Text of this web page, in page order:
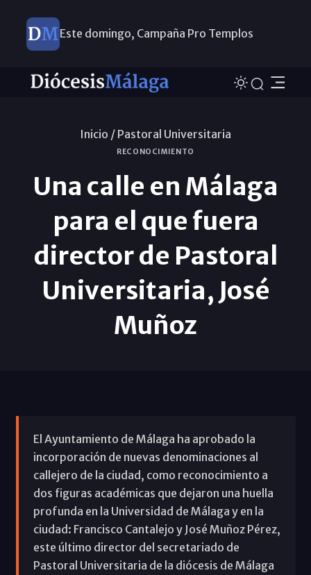
Este domingo, Campaña Pro Templos
Inicio / Pastoral Universitaria
RECONOCIMIENTO
Una calle en Málaga
para el que fuera
director de Pastoral
Universitaria, José
Muñoz
El Ayuntamiento de Málaga ha aprobado la
incorporación de nuevas denominaciones al
callejero de la ciudad, como reconocimiento a
dos figuras académicas que dejaron una huella
profunda en la Universidad de Málaga y en la
ciudad: Francisco Cantalejo y José Muñoz Pérez,
este último director del secretariado de
Pastoral Universitaria de la diócesis de Málaga